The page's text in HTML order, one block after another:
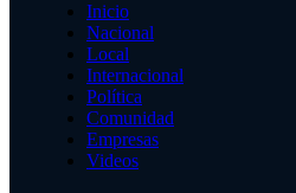
Inicio
Nacional
Local
Internacional
Política
Comunidad
Empresas
Videos